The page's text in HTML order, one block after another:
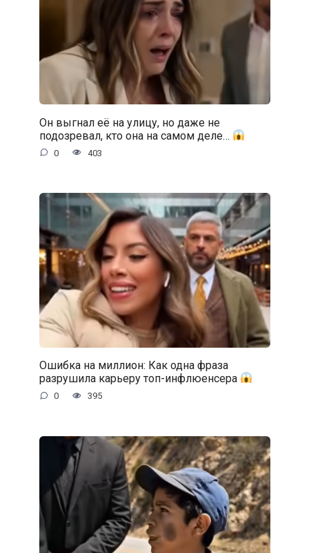
Он выгнал её на улицу, но даже не
подозревал, кто она на самом деле…
0 403
Ошибка на миллион: Как одна фраза
разрушила карьеру топ-инфлюенсера
0 395